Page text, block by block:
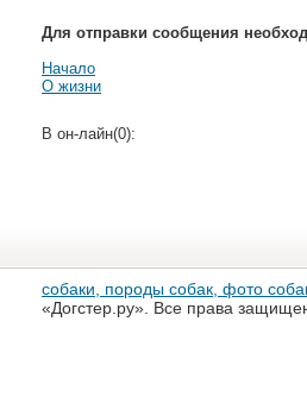
Для отправки сообщения
Начало
О жизни
В он-лайн(0):
собаки, породы собак, фото
«Догстер.ру». Все права